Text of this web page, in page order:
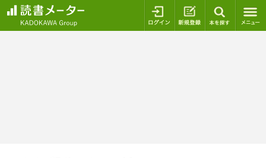
ログイン 新規登録